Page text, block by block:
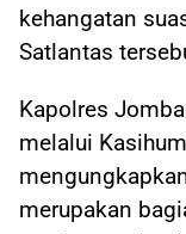
kehangatan
Satlantas
Kapolres
melalui
merupakan